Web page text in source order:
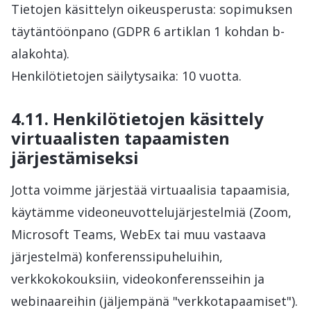
Tietojen käsittelyn oikeusperusta: sopimuksen
täytäntöönpano (GDPR 6 artiklan 1 kohdan b-
alakohta).
Henkilötietojen säilytysaika: 10 vuotta.
4.11. Henkilötietojen käsittely
virtuaalisten tapaamisten
järjestämiseksi
Jotta voimme järjestää virtuaalisia tapaamisia,
käytämme videoneuvottelujärjestelmiä (Zoom,
Microsoft Teams, WebEx tai muu vastaava
järjestelmä) konferenssipuheluihin,
verkkokokouksiin, videokonferensseihin ja
webinaareihin (jäljempänä "verkkotapaamiset").